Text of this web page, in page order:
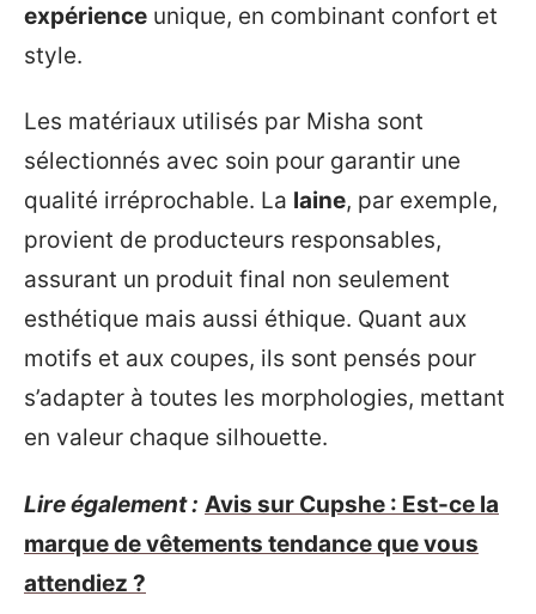
expérience unique, en combinant confort et
style.
Les matériaux utilisés par Misha sont
sélectionnés avec soin pour garantir une
qualité irréprochable. La laine, par exemple,
provient de producteurs responsables,
assurant un produit final non seulement
esthétique mais aussi éthique. Quant aux
motifs et aux coupes, ils sont pensés pour
s’adapter à toutes les morphologies, mettant
en valeur chaque silhouette.
Lire également : Avis sur Cupshe : Est-ce la
marque de vêtements tendance que vous
attendiez ?